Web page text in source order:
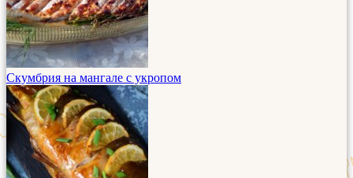
Скумбрия на мангале с укропом